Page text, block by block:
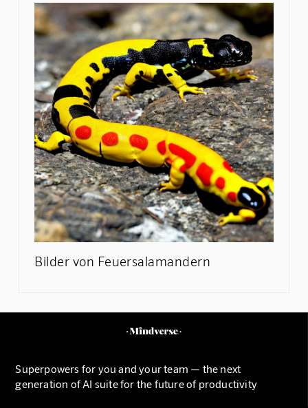
Bilder von Feuersalamandern
Superpowers for you and your team — the next
generation of AI suite for the future of productivity